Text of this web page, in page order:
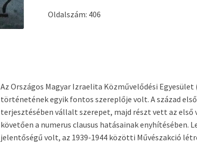
Oldalszám: 406
Az Országos Magyar Izraelita Közművelődési Egyesület
történetének egyik fontos szereplője volt. A század
terjesztésében vállalt szerepet, majd részt vett az
követően a numerus clausus hatásainak
jelentőségű volt, az 1939-1944 közötti Művészakció